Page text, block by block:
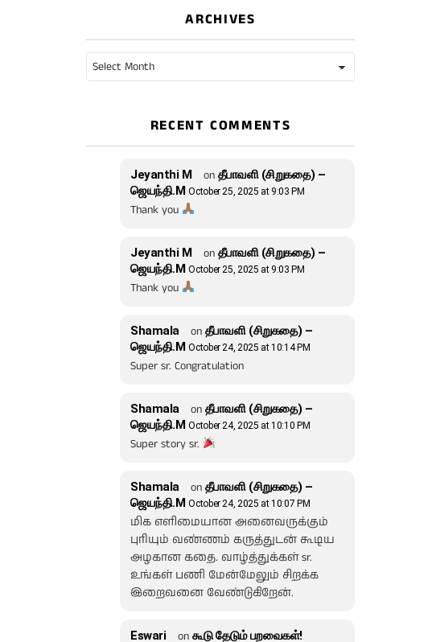
ARCHIVES
RECENT COMMENTS
Jeyanthi M on தீபாவளி (சிறுகதை) –
ஜெயந்தி.M October 25, 2025 at 9:03 PM
Thank you
Jeyanthi M on தீபாவளி (சிறுகதை) –
ஜெயந்தி.M October 25, 2025 at 9:03 PM
Thank you
Shamala onதீபாவளி (சிறுகதை) –
ஜெயந்தி.M October 24, 2025 at 10:14 PM
Super sr. Congratulation
Shamala onதீபாவளி (சிறுகதை) –
ஜெயந்தி.M October 24, 2025 at 10:10 PM
Super story sr.
Shamala onதீபாவளி (சிறுகதை) –
ஜெயந்தி.M October 24, 2025 at 10:07 PM
மிக எளிமையான அனைவருக்கும்
புரியும் வண்ணம் கருத்துடன் கூடிய
அழகான கதை. வாழ்த்துக்கள் sr.
உங்கள் பணி மேன்மேலும் சிறக்க
இறைவனை வேண்டுகிறேன்.
Eswari on கூடு தேடும் பறவைகள்!